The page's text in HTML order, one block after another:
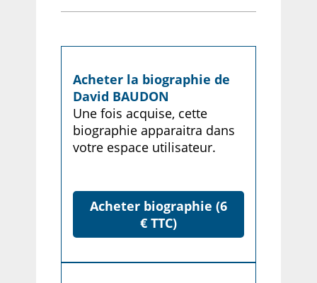
Acheter la biographie de
David BAUDON
Une fois acquise, cette
biographie apparaitra dans
votre espace utilisateur.
Acheter biographie (6
€ TTC)